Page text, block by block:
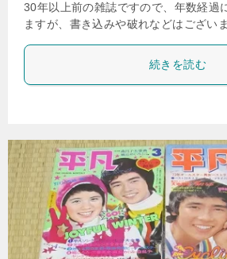
30年以上前の雑誌ですので、年数経過
ますが、書き込みや破れなどはござい
続きを読む